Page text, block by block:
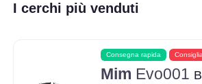
I cerchi più venduti
Consegna rapida
Mim Evo001